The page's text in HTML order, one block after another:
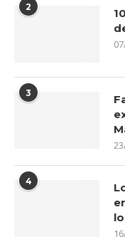
2
3
4